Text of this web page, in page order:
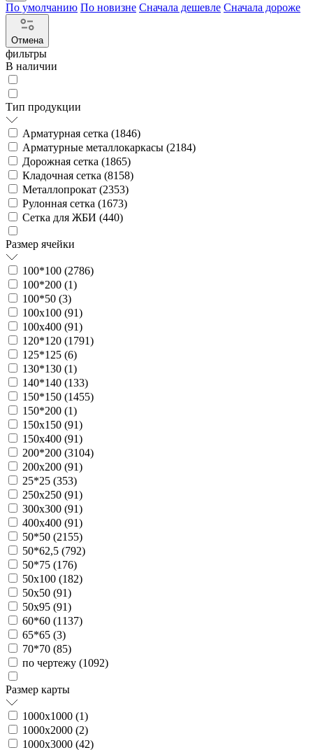
По умолчанию По новизне Сначала дешевле Сначала дороже
Отмена
фильтры
В наличии
Тип продукции
Арматурная сетка (1846)
Арматурные металлокаркасы (2184)
Дорожная сетка (1865)
Кладочная сетка (8158)
Металлопрокат (2353)
Рулонная сетка (1673)
Сетка для ЖБИ (440)
Размер ячейки
100*100 (2786)
100*200 (1)
100*50 (3)
100х100 (91)
100х400 (91)
120*120 (1791)
125*125 (6)
130*130 (1)
140*140 (133)
150*150 (1455)
150*200 (1)
150х150 (91)
150х400 (91)
200*200 (3104)
200х200 (91)
25*25 (353)
250х250 (91)
300х300 (91)
400х400 (91)
50*50 (2155)
50*62,5 (792)
50*75 (176)
50х100 (182)
50х50 (91)
50х95 (91)
60*60 (1137)
65*65 (3)
70*70 (85)
по чертежу (1092)
Размер карты
1000х1000 (1)
1000х2000 (2)
1000х3000 (42)